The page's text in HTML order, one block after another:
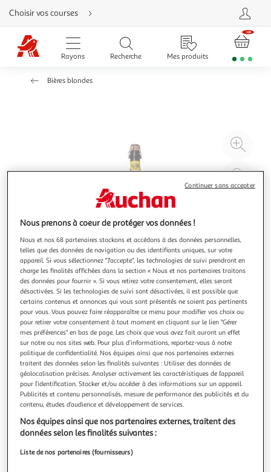
Aller
directement
au
contenu
Aller
directement
Aller
Choisir vos courses
Rayons Recherche Mes produits
Bières blondes
à
4.5 (2)
CUVEE DES TROLLS
Bière blonde 7% bouteille
La refermentation en bouteille renforce la finesse et les
arômes fruités de la Cuvée des Trolls Elle lui confère un
trouble naturel et accentue sensiblement ses qualités
gustatives. Elle offre un nez ouvert et frais de fruits jaunes.
Quelques notes de pomme verte et d'agrumes se libèrent à
l'aératio
En savoir +
Vous voulez connaître le prix de ce produit ?
Afficher le prix
Nous prenons à coeur de protéger vos données !
Nous et nos 68 partenaires stockons et accédons à des données personnelles,
telles que des données de navigation ou des identifiants uniques, sur votre
appareil. Si vous sélectionnez "J'accepte", les technologies de suivi prendront en
charge les finalités affichées dans la section « Nous et nos partenaires traitons
des données pour fournir ». Si vous retirez votre consentement, elles seront
désactivées. Si les technologies de suivi sont désactivées, il est possible que
certains contenus et annonces qui vous sont présentés ne soient pas pertinents
pour vous. Vous pouvez faire réapparaître ce menu pour modifier vos choix ou
pour retirer votre consentement à tout moment en cliquant sur le lien "Gérer
mes préférences" en bas de page. Les choix que vous avez fait auront un effet
sur notre ou nos sites web. Pour plus d’informations, reportez-vous à notre
politique de confidentialité. Nos équipes ainsi que nos partenaires externes
traitent des données selon les finalités suivantes : Utiliser des données de
géolocalisation précises. Analyser activement les caractéristiques de l’appareil
pour l’identification. Stocker et/ou accéder à des informations sur un appareil.
Publicités et contenu personnalisés, mesure de performance des publicités et du
contenu, études d’audience et développement de services.
Nos équipes ainsi que nos partenaires externes, traitent des
données selon les finalités suivantes :
Liste de nos partenaires (fournisseurs)
Continuer sans accepter